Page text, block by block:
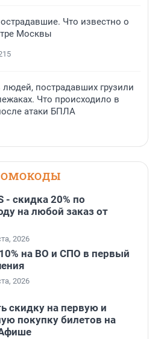
Что известно о
Москвы
людей, пострадавших грузили
Что происходило в
атаки БПЛА
- скидка 20% по
на любой заказ от
2026
на ВО и СПО в первый
2026
скидку на первую и
покупку билетов на